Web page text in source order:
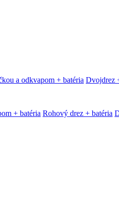
a odkvapom + batéria Dvojdrez
+ batéria Rohový drez + batéria